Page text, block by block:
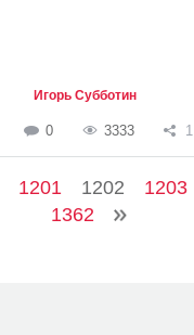
Игорь Субботин
0 3333 1
1201 1202 1203
1362